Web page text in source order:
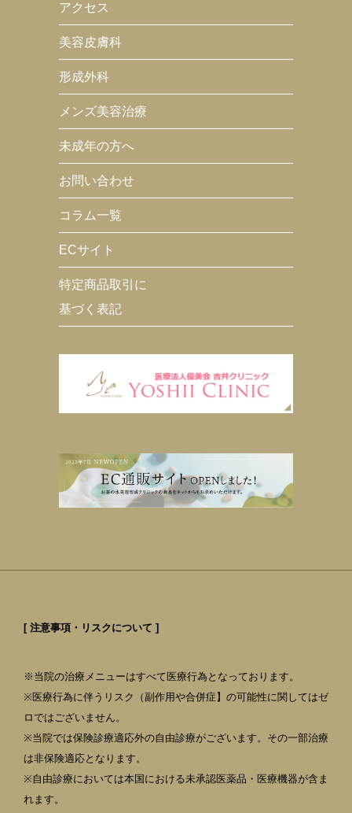
アクセス
美容皮膚科
形成外科
メンズ美容治療
未成年の方へ
お問い合わせ
コラム一覧
ECサイト
特定商品取引に
基づく表記
[ 注意事項・リスクについて ]
※当院の治療メニューはすべて医療行為となっております。
※医療行為に伴うリスク（副作用や合併症】の可能性に関してはゼ
ロではございません。
※当院では保険診療適応外の自由診療がございます。その一部治療
は非保険適応となります。
※自由診療においては本国における未承認医薬品・医療機器が含ま
れます。